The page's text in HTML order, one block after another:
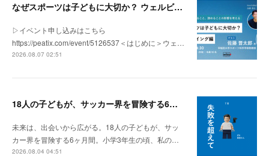
なぜスポーツは子どもに大切か？ ウェルビーイング編 | 「社会とサッカー」 vol.2
▷イベント申し込みはこちら
https://peatix.com/event/5126537＜はじめに＞ウェ…
2026.08.07 02:51
18人の子どもが、サッカー界を冒険する6ヶ月間。
未来は、出会いから広がる。18人の子どもが、サッ
カー界を冒険する6ヶ月間。小学3年生の頃、私の…
2026.08.04 04:51